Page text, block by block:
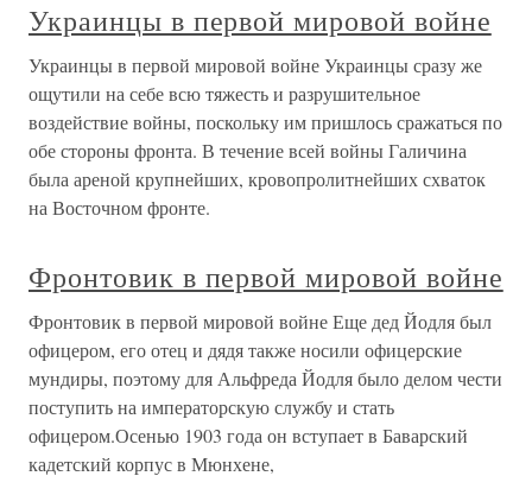
Украинцы в первой мировой войне
Украинцы в первой мировой войне Украинцы сразу же
ощутили на себе всю тяжесть и разрушительное
воздействие войны, поскольку им пришлось сражаться по
обе стороны фронта. В течение всей войны Галичина
была ареной крупнейших, кровопролитнейших схваток
на Восточном фронте.
Фронтовик в первой мировой войне
Фронтовик в первой мировой войне Еще дед Йодля был
офицером, его отец и дядя также носили офицерские
мундиры, поэтому для Альфреда Йодля было делом чести
поступить на императорскую службу и стать
офицером.Осенью 1903 года он вступает в Баварский
кадетский корпус в Мюнхене,